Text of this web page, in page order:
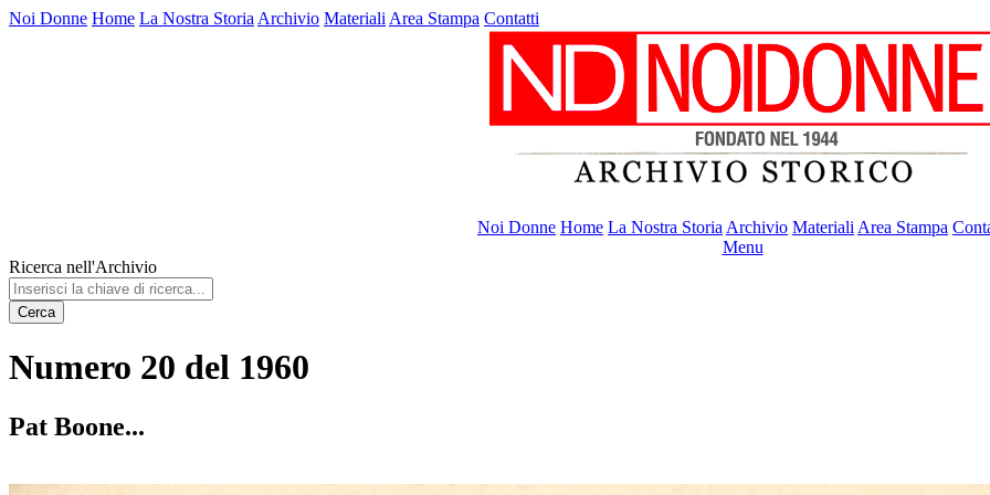
Noi Donne Home La Nostra Storia Archivio Materiali Area Stampa Contatti
Noi Donne Home La Nostra Storia Archivio Materiali Area Stampa
Menu
Ricerca nell'Archivio
Cerca
Numero 20 del 1960
Pat Boone...